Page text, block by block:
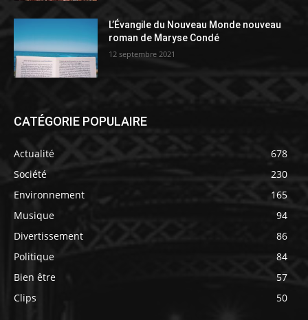
L’Évangile du Nouveau Monde nouveau
roman de Maryse Condé
12 septembre 2021
CATÉGORIE POPULAIRE
Actualité
678
Société
230
Environnement
165
Musique
94
Divertissement
86
Politique
84
Bien être
57
Clips
50